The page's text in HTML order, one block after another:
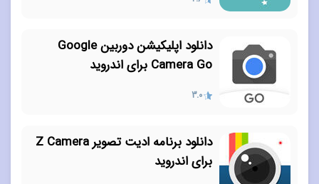
دانلود اپلیکیشن دوربین Google
Camera Go برای اندروید
3.0
دانلود برنامه ادیت تصویر Z Camera
برای اندروید